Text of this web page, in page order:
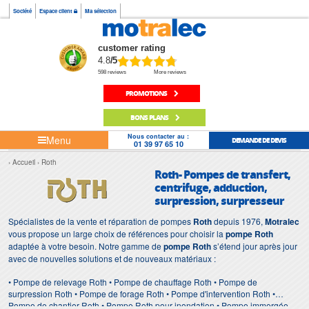
Société Espace client Ma sélection
customer rating
4.8/5
598 reviews More reviews
PROMOTIONS
BONS PLANS
Menu Nous contacter au :
01 39 97 65 10 DEMANDE DE DEVIS
Accueil Roth
Roth- Pompes de transfert,
centrifuge, adduction,
surpression, surpresseur
Spécialistes de la vente et réparation de pompes Rothdepuis 1976, Motralec
vous propose un large choix de références pour choisir la pompe Roth
adaptée à votre besoin. Notre gamme depompe Roths’étend jour après jour
avec de nouvelles solutions et de nouveaux matériaux :
• Pompe de relevage Roth • Pompe de chauffage Roth • Pompe de
surpression Roth • Pompe de forage Roth • Pompe d'intervention Roth •
Pompe de chantier Roth • Pompe Roth pour inondation • Pompe immergée